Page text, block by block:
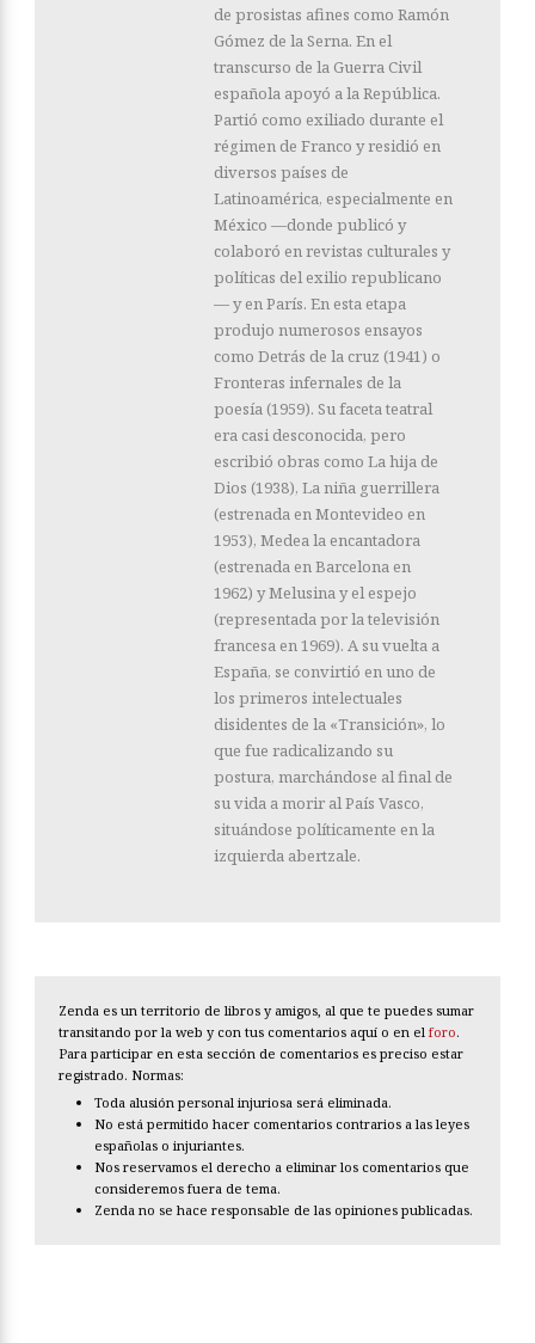
de prosistas afines como Ramón
Gómez de la Serna. En el
transcurso de la Guerra Civil
española apoyó a la República.
Partió como exiliado durante el
régimen de Franco y residió en
diversos países de
Latinoamérica, especialmente en
México —donde publicó y
colaboró en revistas culturales y
políticas del exilio republicano
— y en París. En esta etapa
produjo numerosos ensayos
como Detrás de la cruz (1941) o
Fronteras infernales de la
poesía (1959). Su faceta teatral
era casi desconocida, pero
escribió obras como La hija de
Dios (1938), La niña guerrillera
(estrenada en Montevideo en
1953), Medea la encantadora
(estrenada en Barcelona en
1962) y Melusina y el espejo
(representada por la televisión
francesa en 1969). A su vuelta a
España, se convirtió en uno de
los primeros intelectuales
disidentes de la «Transición», lo
que fue radicalizando su
postura, marchándose al final de
su vida a morir al País Vasco,
situándose políticamente en la
izquierda abertzale.
Zenda es un territorio de libros y amigos, al que te puedes sumar
transitando por la web y con tus comentarios aquí o en el foro.
Para participar en esta sección de comentarios es preciso estar
registrado. Normas:
Toda alusión personal injuriosa será eliminada.
No está permitido hacer comentarios contrarios a las leyes
españolas o injuriantes.
Nos reservamos el derecho a eliminar los comentarios que
consideremos fuera de tema.
Zenda no se hace responsable de las opiniones publicadas.